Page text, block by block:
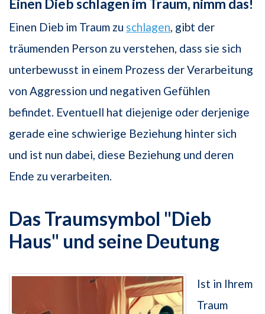
Einen Dieb schlagen im Traum, nimm das!
Einen Dieb im Traum zu schlagen , gibt der
träumenden Person zu verstehen, dass sie sich
unterbewusst in einem Prozess der Verarbeitung
von Aggression und negativen Gefühlen
befindet. Eventuell hat diejenige oder derjenige
gerade eine schwierige Beziehung hinter sich
und ist nun dabei, diese Beziehung und deren
Ende zu verarbeiten.
Das Traumsymbol "Dieb
Haus" und seine Deutung
Ist in Ihrem
Traum